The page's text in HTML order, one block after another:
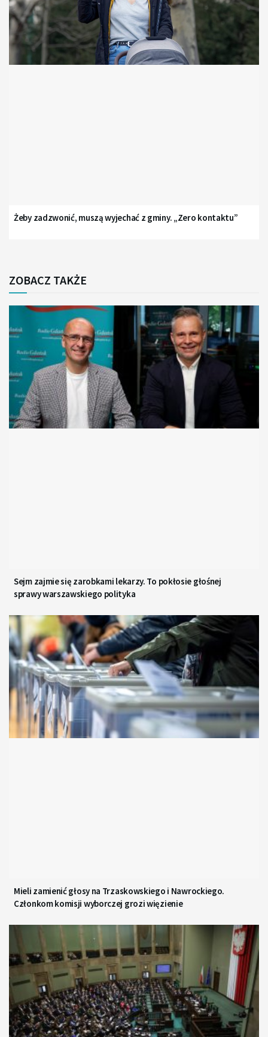
Żeby zadzwonić, muszą wyjechać z gminy. „Zero kontaktu”
ZOBACZ TAKŻE
Sejm zajmie się zarobkami lekarzy. To pokłosie głośnej
sprawy warszawskiego polityka
Mieli zamienić głosy na Trzaskowskiego i Nawrockiego.
Członkom komisji wyborczej grozi więzienie